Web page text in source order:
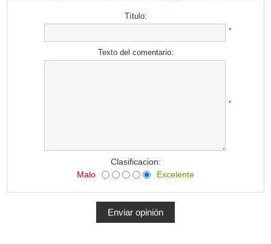
Título:
*
Texto del comentario:
*
Clasificacion:
Malo
Excelente